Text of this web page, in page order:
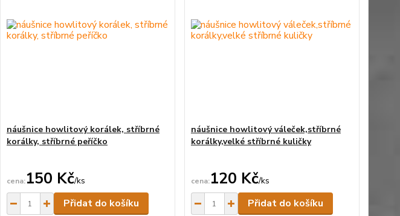
náušnice howlitový korálek, stříbrné
korálky, stříbrné peříčko
150 Kč/ks
Přidat do košíku
náušnice howlitový váleček,stříbrné
korálky,velké stříbrné kuličky
120 Kč/ks
Přidat do košíku